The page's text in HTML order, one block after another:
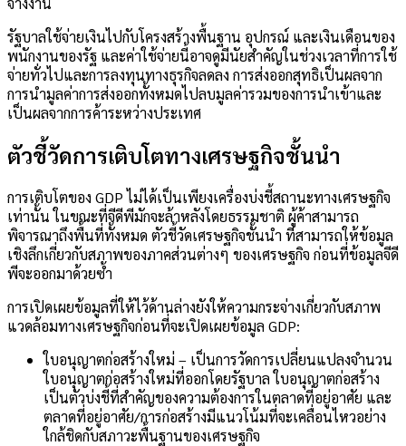
รัฐบาลใช้จ่ายเงินไปกับโครงสร้างพื้นฐาน อุปกรณ์ และเงินเดือนของ
พนักงานของรัฐ และค่าใช้จ่ายนี้อาจดูมีนัยสำคัญในช่วงเวลาที่การใช้
จ่ายทั่วไปและการลงทุนทางธุรกิจลดลง การส่งออกสุทธิเป็นผลจาก
การนำมูลค่าการส่งออกทั้งหมดไปลบมูลค่ารวมของการนำเข้าและ
เป็นผลจากการค้าระหว่างประเทศ
ตัวชี้วัดการเติบโตทางเศรษฐกิจชั้นนำ
การเติบโตของ GDP ไม่ได้เป็นเพียงเครื่องบ่งชี้สถานะทางเศรษฐกิจ
เท่านั้น ในขณะที่จีดีพีมักจะล้าหลังโดยธรรมชาติ ผู้ค้าสามารถ
พิจารณาถึงพื้นที่ทั้งหมด ตัวชี้วัดเศรษฐกิจชั้นนำ ที่สามารถให้ข้อมูล
เชิงลึกเกี่ยวกับสภาพของภาคส่วนต่างๆ ของเศรษฐกิจ ก่อนที่ข้อมูลจีดี
พีจะออกมาด้วยซ้ำ
การเปิดเผยข้อมูลที่ให้ไว้ด้านล่างยังให้ความกระจ่างเกี่ยวกับสภาพ
แวดล้อมทางเศรษฐกิจก่อนที่จะเปิดเผยข้อมูล GDP:
ใบอนุญาตก่อสร้างใหม่ – เป็นการวัดการเปลี่ยนแปลงจำนวน
ใบอนุญาตก่อสร้างใหม่ที่ออกโดยรัฐบาล ใบอนุญาตก่อสร้าง
เป็นตัวบ่งชี้ที่สำคัญของความต้องการในตลาดที่อยู่อาศัย และ
ตลาดที่อยู่อาศัย/การก่อสร้างมีแนวโน้มที่จะเคลื่อนไหวอย่าง
ใกล้ชิดกับสภาวะพื้นฐานของเศรษฐกิจ